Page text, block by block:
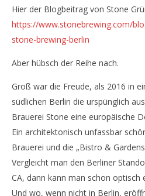
Hier der Blogbeitrag von Stone
https://www.stonebrewing.com/
stone-brewing-berlin
Aber hübsch der Reihe nach.
Groß war die Freude, als 2016 in
südlichen Berlin die urspünglich
Brauerei Stone eine europäische
Ein architektonisch unfassbar
Brauerei und die „Bistro &
Vergleicht man den Berliner
CA, dann kann man schon optisch
Und wo, wenn nicht in Berlin,